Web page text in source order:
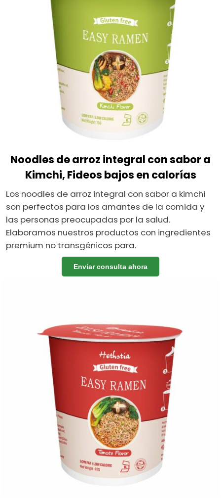
Noodles de arroz integral con sabor a
Kimchi, Fideos bajos en calorías
Los noodles de arroz integral con sabor a kimchi
son perfectos para los amantes de la comida y
las personas preocupadas por la salud.
Elaboramos nuestros productos con ingredientes
premium no transgénicos para.
Enviar consulta ahora